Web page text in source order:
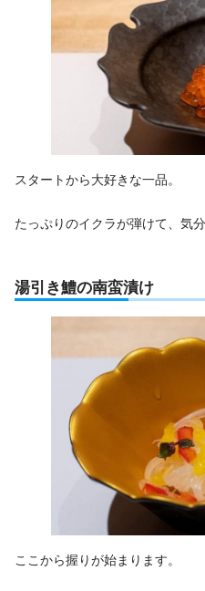
スタートから大好きな一品。
たっぷりのイクラが弾けて、気
湯引き鱧の南蛮漬け
ここから握りが始まります。